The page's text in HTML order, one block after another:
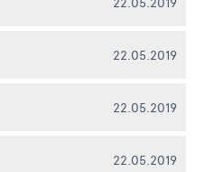
22.05.2019
22.05.2019
22.05.2019